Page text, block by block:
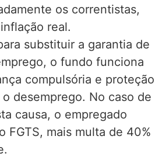
os correntistas,
real.
substituir a garantia de
o fundo funciona
compulsória e proteção
desemprego. No caso de
causa, o empregado
FGTS, mais multa de 40%